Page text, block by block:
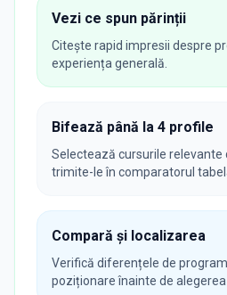
Vezi ce spun părinții
Citește rapid impresii despre
experiența generală.
Bifează până la 4 profile
Selectează cursurile relevante
trimite-le în comparatorul
Compară și localizarea
Verifică diferențele de
poziționare înainte de alegerea